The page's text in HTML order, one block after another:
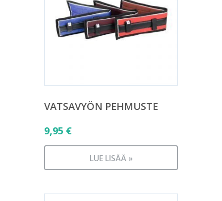
VATSAVYÖN PEHMUSTE
9,95 €
LUE LISÄÄ »